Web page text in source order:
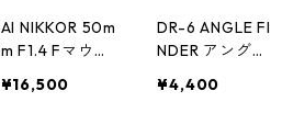
AI NIKKOR 50m
m F1.4 Fマウン
ン
¥16,500
DR-6 ANGLE FI
NDER アングル
kon ニコン
¥4,400